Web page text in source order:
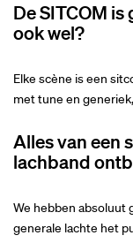
De SITCOM
ook wel?
Elke scène is een
met tune en
Alles van een
lachband
We hebben absoluut
generale lachte het